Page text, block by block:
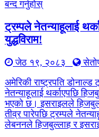
बन्द गर्नुहोस्
ट्रम्पले नेतन्याहूलाई
युद्धविराम!
जेठ १९, २०८३
अमेरिकी राष्ट्रपति डोनाल्ड
नेतन्याहूलाई थर्काएपछि
भएको छ। इसराइलले
तीव्र पारेपछि ट्रम्पले
लेबननले हिजबुल्लाह र